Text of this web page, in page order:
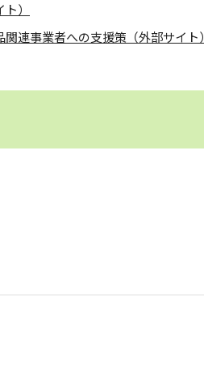
）
連事業者への支援策（外部サイト）